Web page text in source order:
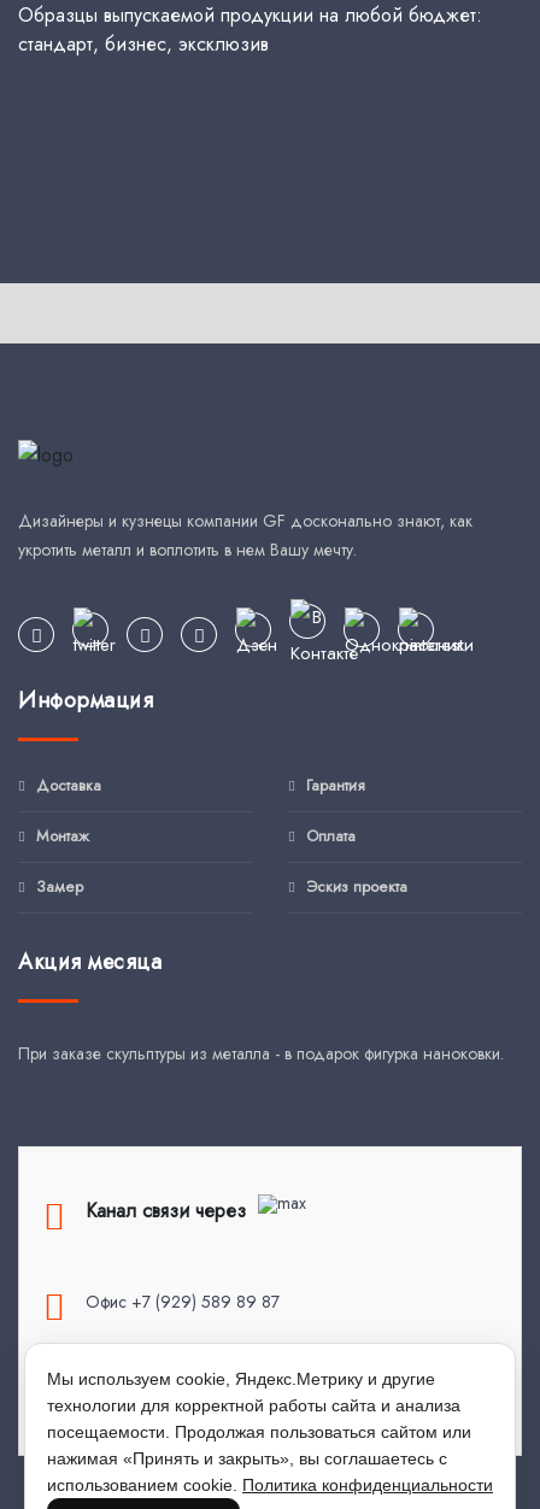
Образцы выпускаемой продукции на любой бюджет:
стандарт, бизнес, эксклюзив
Дизайнеры и кузнецы компании GF досконально знают, как
укротить металл и воплотить в нем Вашу мечту.
Информация
Доставка
Монтаж
Замер
Гарантия
Оплата
Эскиз проекта
Акция месяца
При заказе скульптуры из металла - в подарок фигурка наноковки.
Канал связи через
Офис +7 (929) 589 89 87
top.kovka@mail.ru
Мы используем cookie, Яндекс.Метрику и другие
технологии для корректной работы сайта и анализа
посещаемости. Продолжая пользоваться сайтом или
нажимая «Принять и закрыть», вы соглашаетесь с
использованием cookie. Политика конфиденциальности